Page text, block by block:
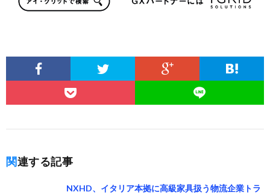
関連する記事
NXHD、イタリア本拠に高級家具扱う物流企業トラ